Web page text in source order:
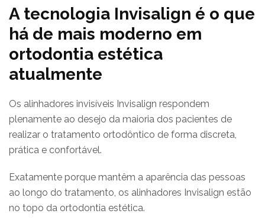
A tecnologia Invisalign é o que
há de mais moderno em
ortodontia estética
atualmente
Os alinhadores invisíveis Invisalign respondem
plenamente ao desejo da maioria dos pacientes de
realizar o tratamento ortodôntico de forma discreta,
prática e confortável.
Exatamente porque mantêm a aparência das pessoas
ao longo do tratamento, os alinhadores Invisalign estão
no topo da ortodontia estética.